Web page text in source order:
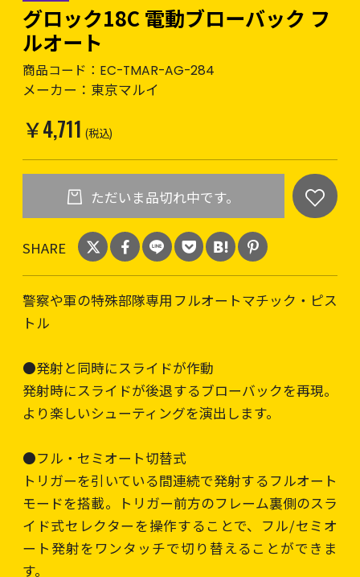
グロック18C 電動ブローバック フ
ルオート
商品コード： EC-TMAR-AG-284
メーカー： 東京マルイ
￥4,711 (税込)
ただいま品切れ中です。
SHARE
警察や軍の特殊部隊専用フルオートマチック・ピス
トル
●発射と同時にスライドが作動
発射時にスライドが後退するブローバックを再現。
より楽しいシューティングを演出します。
●フル・セミオート切替式
トリガーを引いている間連続で発射するフルオート
モードを搭載。トリガー前方のフレーム裏側のスラ
イド式セレクターを操作することで、フル/セミオ
ート発射をワンタッチで切り替えることができま
す。